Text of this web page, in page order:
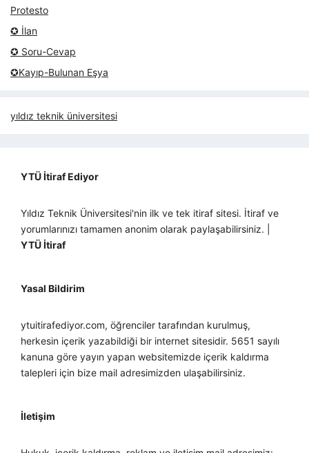
Protesto
✪ İlan
✪ Soru-Cevap
✪Kayıp-Bulunan Eşya
yıldız teknik üniversitesi
YTÜ İtiraf Ediyor
Yıldız Teknik Üniversitesi'nin ilk ve tek itiraf sitesi. İtiraf ve
yorumlarınızı tamamen anonim olarak paylaşabilirsiniz. |
YTÜ İtiraf
Yasal Bildirim
ytuitirafediyor.com, öğrenciler tarafından kurulmuş,
herkesin içerik yazabildiği bir internet sitesidir. 5651 sayılı
kanuna göre yayın yapan websitemizde içerik kaldırma
talepleri için bize mail adresimizden ulaşabilirsiniz.
İletişim